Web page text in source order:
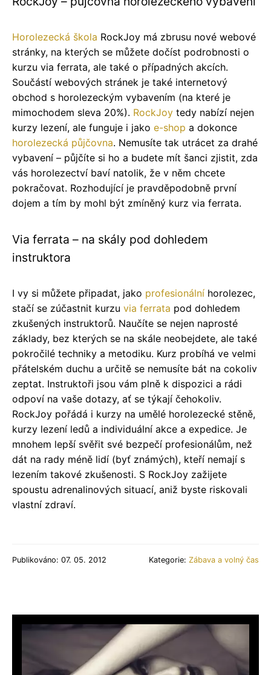
Horolezecká škola RockJoy má zbrusu nové webové
stránky, na kterých se můžete dočíst podrobnosti o
kurzu via ferrata, ale také o případných akcích.
Součástí webových stránek je také internetový
obchod s horolezeckým vybavením (na které je
mimochodem sleva 20%). RockJoy tedy nabízí nejen
kurzy lezení, ale funguje i jako e-shop a dokonce
horolezecká půjčovna. Nemusíte tak utrácet za drahé
vybavení – půjčíte si ho a budete mít šanci zjistit, zda
vás horolezectví baví natolik, že v něm chcete
pokračovat. Rozhodující je pravděpodobně první
dojem a tím by mohl být zmíněný kurz via ferrata.
Via ferrata – na skály pod dohledem
instruktora
I vy si můžete připadat, jako profesionální horolezec,
stačí se zúčastnit kurzu via ferrata pod dohledem
zkušených instruktorů. Naučíte se nejen naprosté
základy, bez kterých se na skále neobejdete, ale také
pokročilé techniky a metodiku. Kurz probíhá ve velmi
přátelském duchu a určitě se nemusíte bát na cokoliv
zeptat. Instruktoři jsou vám plně k dispozici a rádi
odpoví na vaše dotazy, ať se týkají čehokoliv.
RockJoy pořádá i kurzy na umělé horolezecké stěně,
kurzy lezení ledů a individuální akce a expedice. Je
mnohem lepší svěřit své bezpečí profesionálům, než
dát na rady méně lidí (byť známých), kteří nemají s
lezením takové zkušenosti. S RockJoy zažijete
spoustu adrenalinových situací, aniž byste riskovali
vlastní zdraví.
Publikováno: 07. 05. 2012 Kategorie: Zábava a volný čas